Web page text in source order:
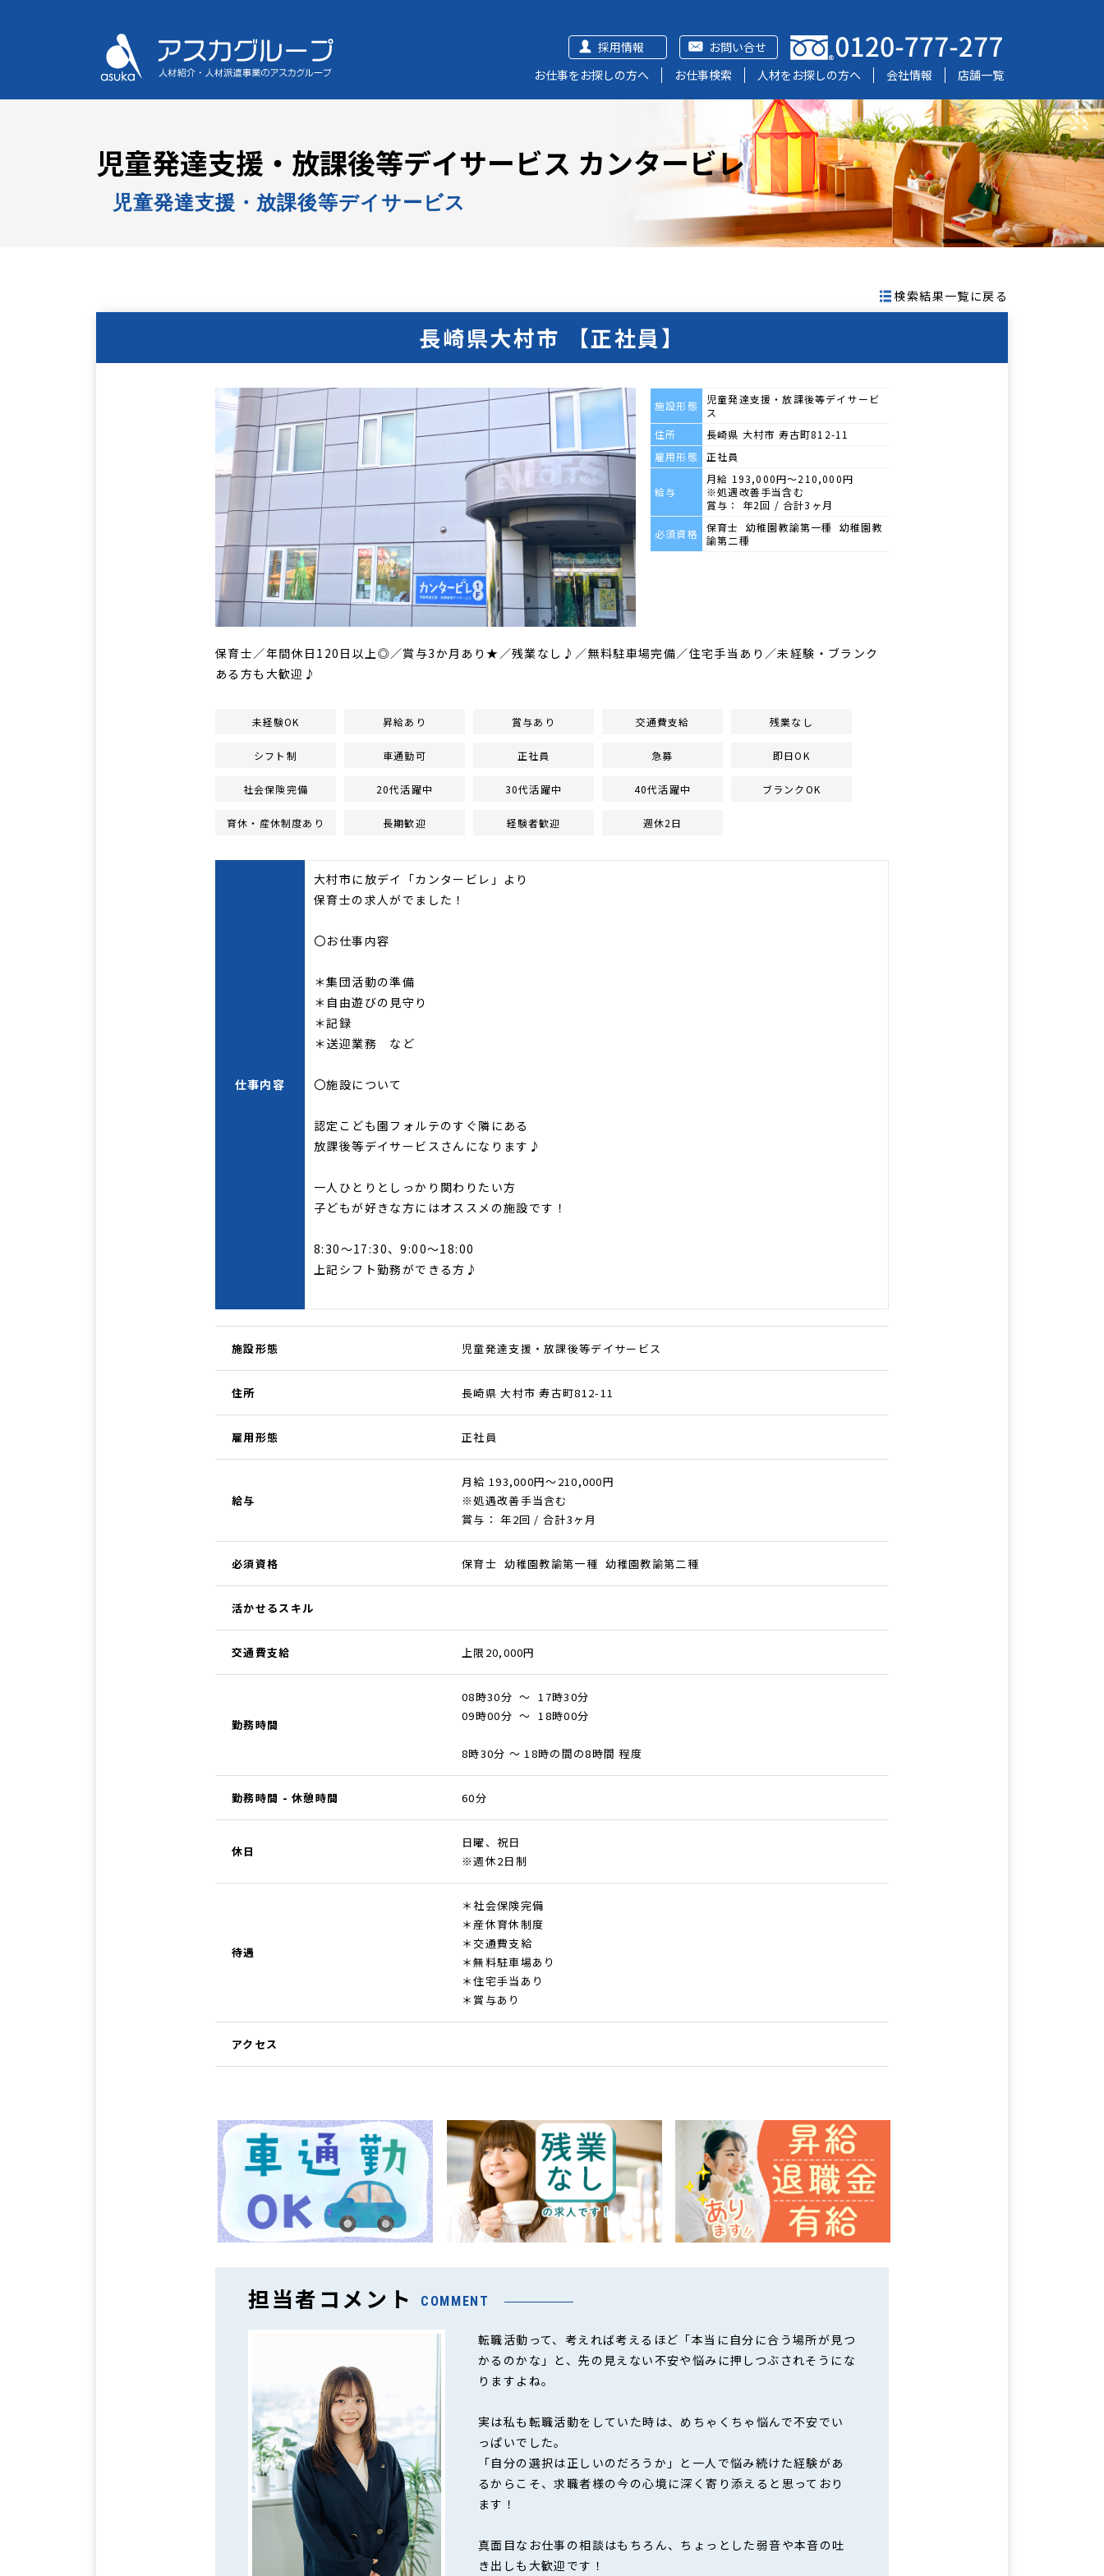
お問い合せ
採用情報
お仕事をお探しの方へ
お仕事検索 人材をお探しの方へ 会社情報 店舗一覧
児童発達支援・放課後等デイサービス カンタービレ
児童発達支援・放課後等デイサービス
検索結果一覧に戻る
長崎県大村市 【正社員】
施設形態
児童発達支援・放課後等デイサービ
ス
住所
長崎県 大村市 寿古町812-11
雇用形態
正社員
給与
月給 193,000円～210,000円
※処遇改善手当含む
賞与： 年2回 / 合計3ヶ月
必須資格
保育士 幼稚園教諭第一種 幼稚園教
諭第二種
保育士／年間休日120日以上◎／賞与3か月あり★／残業なし♪／無料駐車場完備／住宅手当あり／未経験・ブランク
ある方も大歓迎♪
未経験OK 昇給あり 賞与あり 交通費支給 残業なし
シフト制 車通勤可 正社員 急募 即日OK
社会保険完備 20代活躍中 30代活躍中 40代活躍中 ブランクOK
育休・産休制度あり 長期歓迎 経験者歓迎 週休2日
仕事内容
大村市に放デイ「カンタービレ」より
保育士の求人がでました！
〇お仕事内容
＊集団活動の準備
＊自由遊びの見守り
＊記録
＊送迎業務 など
〇施設について
認定こども園フォルテのすぐ隣にある
放課後等デイサービスさんになります♪
一人ひとりとしっかり関わりたい方
子どもが好きな方にはオススメの施設です！
8:30～17:30、9:00～18:00
上記シフト勤務ができる方♪
施設形態 児童発達支援・放課後等デイサービス
住所 長崎県 大村市 寿古町812-11
雇用形態 正社員
給与
月給 193,000円～210,000円
※処遇改善手当含む
賞与： 年2回 / 合計3ヶ月
必須資格 保育士 幼稚園教諭第一種 幼稚園教諭第二種
活かせるスキル
交通費支給 上限20,000円
勤務時間
08時30分 ～ 17時30分
09時00分 ～ 18時00分
8時30分 ～ 18時の間の8時間 程度
勤務時間 - 休憩時間 60分
休日
日曜、祝日
※週休2日制
待遇
＊社会保険完備
＊産休育休制度
＊交通費支給
＊無料駐車場あり
＊住宅手当あり
＊賞与あり
アクセス
担当者コメント COMMENT
転職活動って、考えれば考えるほど「本当に自分に合う場所が見つ
かるのかな」と、先の見えない不安や悩みに押しつぶされそうにな
りますよね。
実は私も転職活動をしていた時は、めちゃくちゃ悩んで不安でい
っぱいでした。
「自分の選択は正しいのだろうか」と一人で悩み続けた経験があ
るからこそ、求職者様の今の心境に深く寄り添えると思っており
ます！
真面目なお仕事の相談はもちろん、ちょっとした弱音や本音の吐
き出しも大歓迎です！